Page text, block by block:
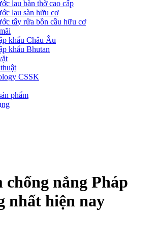
lau bàn thờ cao cấp
lau sàn hữu cơ
tẩy rửa bồn cầu hữu cơ
khẩu Châu Âu
khẩu Bhutan
CSSK
phẩm
chống nắng Pháp
nhất hiện nay